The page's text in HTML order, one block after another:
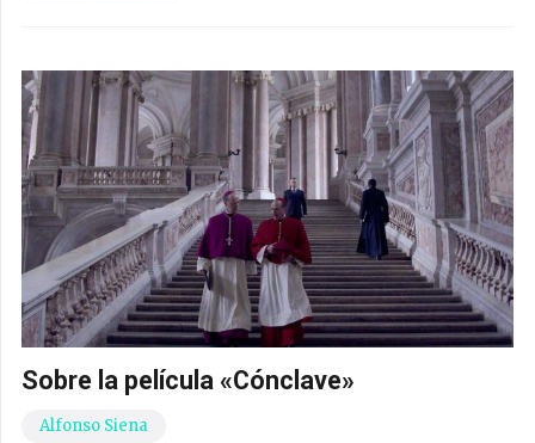
Sobre la película «Cónclave»
Alfonso Siena